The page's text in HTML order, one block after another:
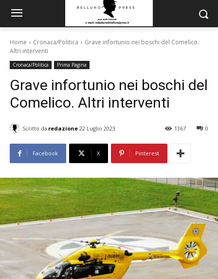
Home Cronaca/Politica
Grave infortunio nei boschi del Comelico.
Altri interventi
Cronaca/Politica Prima Pagina
Grave infortunio nei boschi del
Comelico. Altri interventi
Scritto da redazione 22 Luglio 2023 0
1367
Facebook X Pinterest